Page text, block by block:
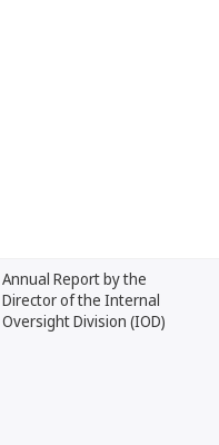
Annual Report by the
Director of the Internal
Oversight Division (IOD)